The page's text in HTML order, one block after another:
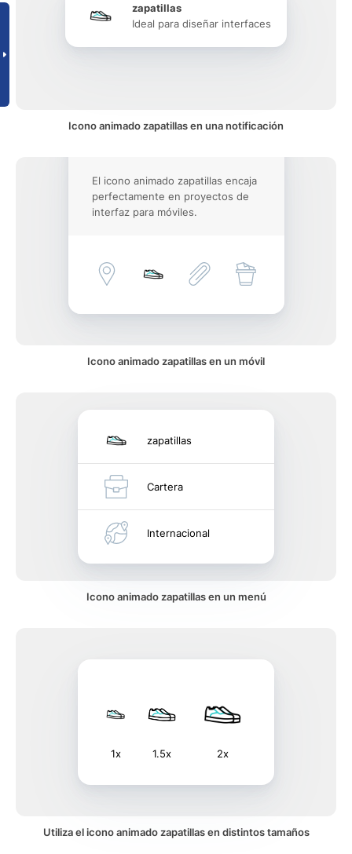
zapatillas
Ideal para diseñar interfaces
Icono animado zapatillas en una notificación
El icono animado zapatillas encaja
perfectamente en proyectos de
interfaz para móviles.
Icono animado zapatillas en un móvil
zapatillas
Cartera
Internacional
Icono animado zapatillas en un menú
1x 1.5x 2x
Utiliza el icono animado zapatillas en distintos tamaños